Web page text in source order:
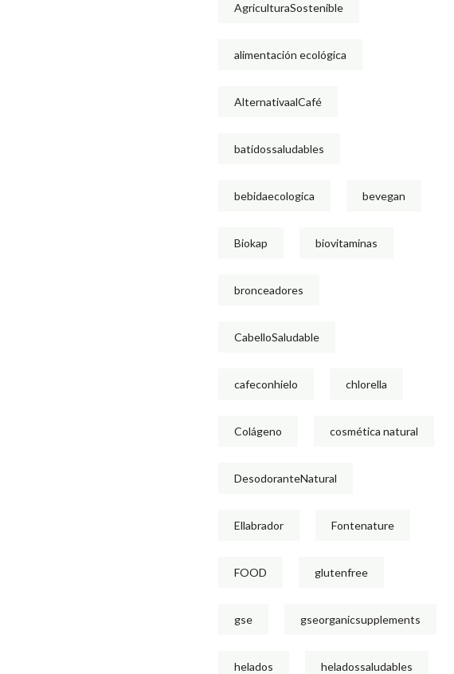
AgriculturaSostenible
alimentación ecológica
AlternativaalCafé
batidossaludables
bebidaecologica bevegan
Biokap biovitaminas
bronceadores
CabelloSaludable
cafeconhielo chlorella
Colágeno cosmética natural
DesodoranteNatural
Ellabrador Fontenature
FOOD glutenfree
gse gseorganicsupplements
helados heladossaludables